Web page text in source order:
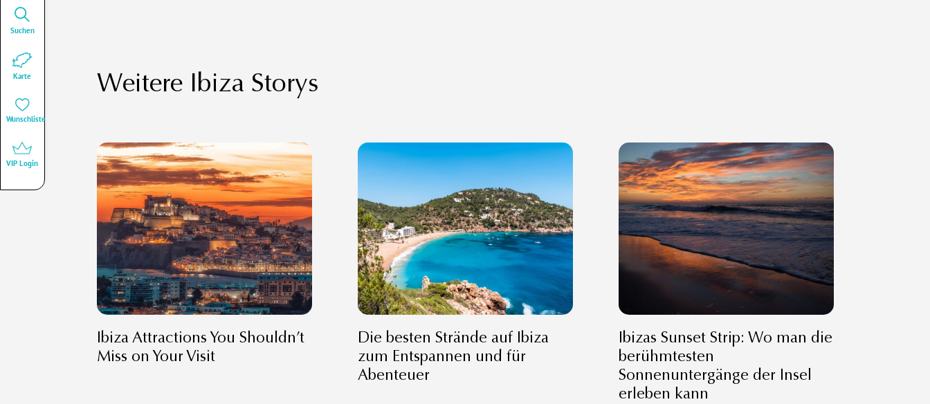
Weitere Ibiza Storys
Ibiza Attractions You Shouldn’t
Miss on Your Visit
Die besten Strände auf Ibiza
zum Entspannen und für
Abenteuer
Ibizas Sunset Strip: Wo man die
berühmtesten
Sonnenuntergänge der Insel
erleben kann
Suchen
Karte
Wunschliste
VIP Login